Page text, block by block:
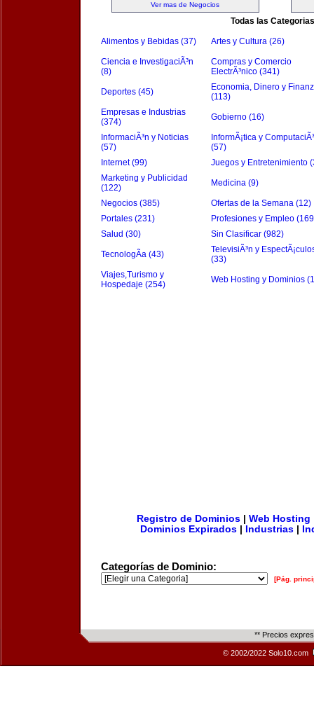
Ver mas de Negocios
Todas las Categorias
Alimentos y Bebidas (37) Artes y Cultura (26)
Ciencia e InvestigaciÃ³n
(8)
Compras y Comercio
ElectrÃ³nico (341)
Deportes (45)
Economia, Dinero y
(113)
Empresas e Industrias
(374)
Gobierno (16)
InformaciÃ³n y Noticias
(57)
InformÃ¡tica y
(57)
Internet (99)
Juegos y Entretenimiento
Marketing y Publicidad
(122)
Medicina (9)
Negocios (385)
Ofertas de la Semana (12)
Portales (231)
Profesiones y Empleo
Salud (30)
Sin Clasificar (982)
TecnologÃ­a (43)
TelevisiÃ³n y
(33)
Viajes,Turismo y
Hospedaje (254)
Web Hosting y Dominios
Registro de Dominios| Web Hosting
Dominios Expirados
Industrias
Categorías de Dominio:
[Pág.
** Precios
© 2002/2022 Solo10.com